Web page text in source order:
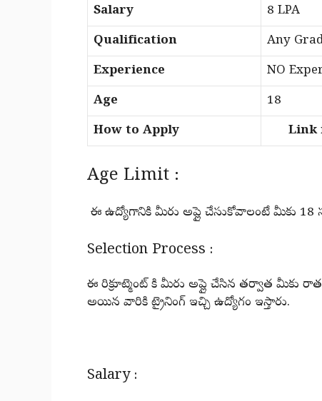
Salary
8 LPA
Qualification
Any
Experience
NO
Age
18
How to Apply
Link
Age Limit :
ఈ ఉద్యోగానికి మీరు అప్లై చేసుకోవాలంటే మీకు 18
Selection Process :
ఈ రిక్రూట్మెంట్ కి మీరు అప్లై చేసిన తర్వాత మీకు రాత
అయిన వారికి ట్రైనింగ్ ఇచ్చి ఉద్యోగం ఇస్తారు.
Salary :